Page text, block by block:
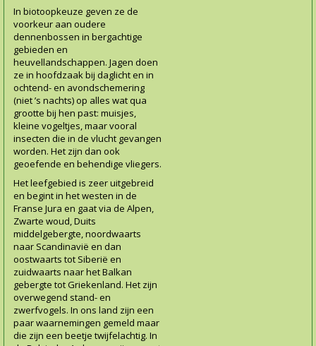
In biotoopkeuze geven ze de
voorkeur aan oudere
dennenbossen in bergachtige
gebieden en
heuvellandschappen. Jagen doen
ze in hoofdzaak bij daglicht en in
ochtend- en avondschemering
(niet ’s nachts) op alles wat qua
grootte bij hen past: muisjes,
kleine vogeltjes, maar vooral
insecten die in de vlucht gevangen
worden. Het zijn dan ook
geoefende en behendige vliegers.
Het leefgebied is zeer uitgebreid
en begint in het westen in de
Franse Jura en gaat via de Alpen,
Zwarte woud, Duits
middelgebergte, noordwaarts
naar Scandinavië en dan
oostwaarts tot Siberië en
zuidwaarts naar het Balkan
gebergte tot Griekenland. Het zijn
overwegend stand- en
zwerfvogels. In ons land zijn een
paar waarnemingen gemeld maar
die zijn een beetje twijfelachtig. In